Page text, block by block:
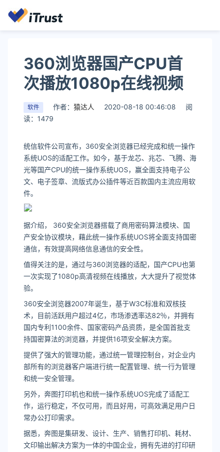
360浏览器国产CPU首
次播放1080p在线视频
软件 作者： 猿达人 2020-08-18 00:46:08
阅
读：1479
统信软件公司宣布，360安全浏览器已经完成和统一操作
系统UOS的适配工作。如今，基于龙芯、兆芯、飞腾、海
光等国产CPU的统一操作系统UOS，赢全面支持电子公
文、电子签章、流版式办公插件等近百款国内主流应用软
件。
据介绍， 360安全浏览器搭载了商用密码算法模块、国
产安全协议模块，藉此统一操作系统UOS将全面支持国密
通信，有效提高网络信息通信的安全性。
值得关注的是，通过与360浏览器的适配，国产CPU也第
一次实现了1080p高清视频在线播放，大大提升了视觉体
验。
360安全浏览器2007年诞生，基于W3C标准和双核技
术，目前活跃用户超过4亿，市场渗透率达82％，并拥有
国内专利1100余件、国家密码产品资质，是全国首批支
持国密算法的浏览器，并提供16项安全解决方案。
提供了强大的管理功能，通过统一管理控制台，对企业内
部所有的浏览器客户端进行统一配置管理、统一行为管理
和统一安全管理。
另外，奔图打印机也和统一操作系统UOS完成了适配工
作，运行稳定，不仅可用，而且好用，可高效满足用户日
常办公打印需求。
据悉，奔图是集研发、设计、生产、销售打印机、耗材、
文印输出解决方案为一体的中国企业，拥有先进的打印研